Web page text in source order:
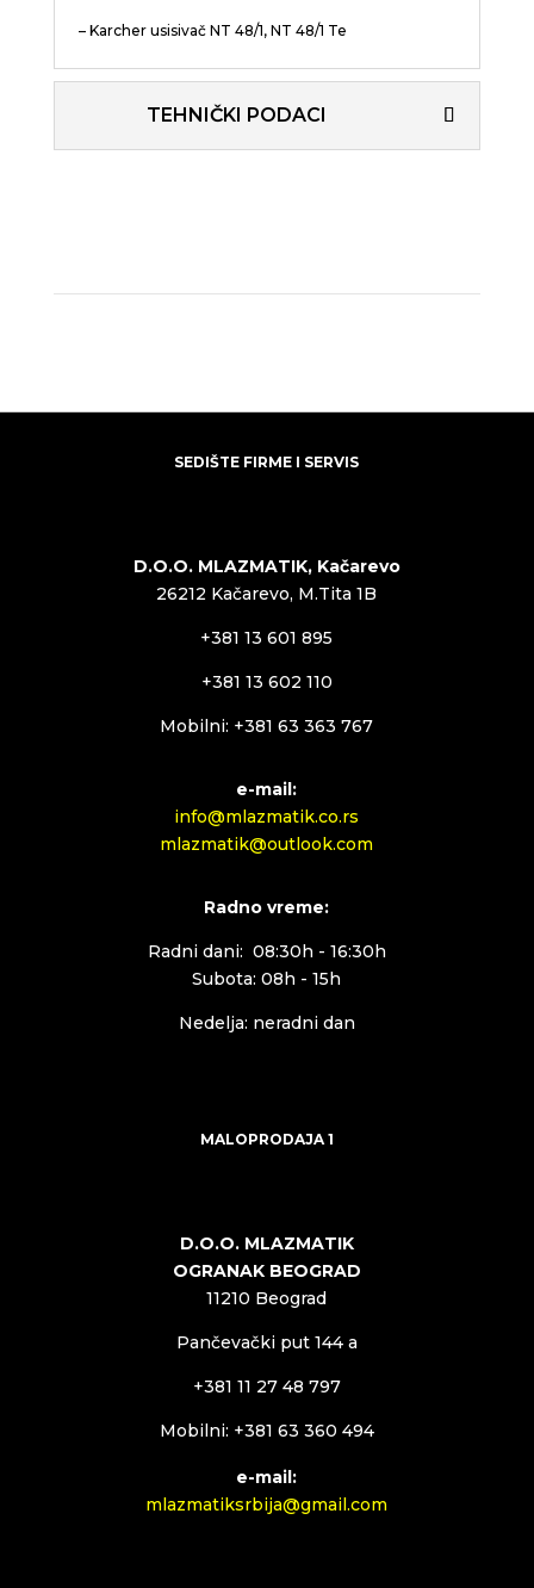
– Karcher usisivač NT 48/1, NT 48/1 Te
TEHNIČKI PODACI
SEDIŠTE FIRME I SERVIS
D.O.O. MLAZMATIK, Kačarevo
26212 Kačarevo, M.Tita 1B
+381 13 601 895
+381 13 602 110
Mobilni: +381 63 363 767
e-mail:
info@mlazmatik.co.rs
mlazmatik@outlook.com
Radno vreme:
Radni dani: 08:30h - 16:30h
Subota: 08h - 15h
Nedelja: neradni dan
MALOPRODAJA 1
D.O.O. MLAZMATIK
OGRANAK BEOGRAD
11210 Beograd
Pančevački put 144 a
+381 11 27 48 797
Mobilni: +381 63 360 494
e-mail:
mlazmatiksrbija@gmail.com